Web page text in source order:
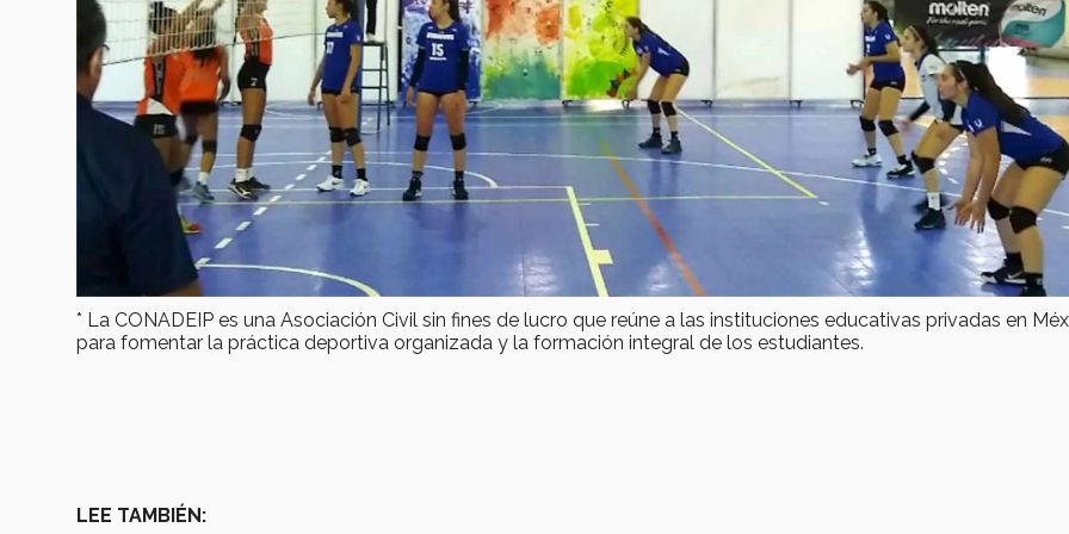
* La CONADEIP es una Asociación Civil sin fines de lucro que reúne a las instituciones educativas privadas en
para fomentar la práctica deportiva organizada y la formación integral de los estudiantes.
LEE TAMBIÉN: